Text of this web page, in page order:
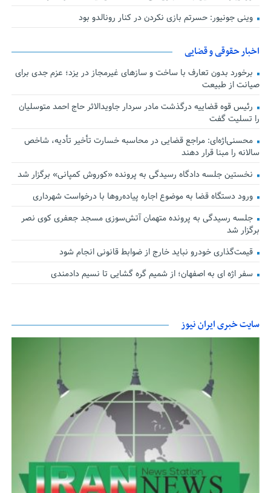
وینی جونیور: حسرتم بازی نکردن در کنار رونالدو بود
اخبار حقوقی و قضایی
برخورد بدون تعارف با ساخت‌ و سازهای غیرمجاز در یزد؛ عزم جدی برای
صیانت از طبیعت
رئیس قوه قضاییه درگذشت مادر سردار جاویدالاثر حاج احمد متوسلیان
را تسلیت گفت
محسنی‌اژه‌ای: مراجع قضایی در محاسبه خسارت تأخیر تأدیه، شاخص
سالانه را مبنا قرار دهند
نخستین جلسه دادگاه رسیدگی به پرونده «کوروش کمپانی» برگزار شد
ورود دستگاه قضا به موضوع اجاره پیاده‌روها با درخواست شهرداری
جلسه رسیدگی به پرونده متهمان آتش‌سوزی مسجد جعفری کوی نصر
برگزار شد
قیمت‌گذاری خودرو نباید خارج از ضوابط قانونی انجام شود
سفر اژه ای به اصفهان؛ از شمیم گره گشایی تا نسیم دادمندی
سایت خبری ایران نیوز